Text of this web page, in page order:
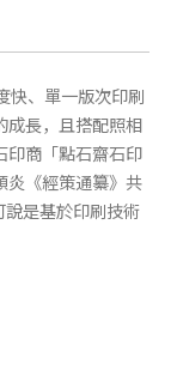
快、單一版次印刷
成長，且搭配照相
印商「點石齋石印
炎《經策通纂》共
是基於印刷技術